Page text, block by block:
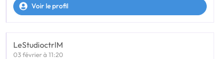
Voir le profil
LeStudioctrlM
03 février à 11:20